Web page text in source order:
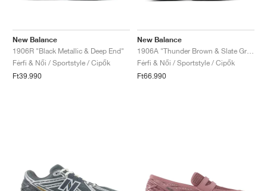
New Balance
1906R "Black Metallic & Deep End"
Férfi & Női / Sportstyle / Cipők
Ft39.990
New Balance
1906A "Thunder Brown & Slate Grey"
Férfi & Női / Sportstyle / Cipők
Ft66.990